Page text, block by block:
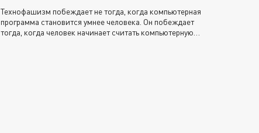
Технофашизм побеждает не тогда, когда компьютерная
программа становится умнее человека. Он побеждает
тогда, когда человек начинает считать компьютерную